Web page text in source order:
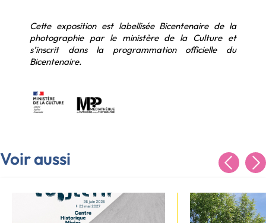
Cette exposition est labellisée Bicentenaire de la
photographie par le ministère de la Culture et
s’inscrit dans la programmation officielle du
Bicentenaire.
Voir aussi